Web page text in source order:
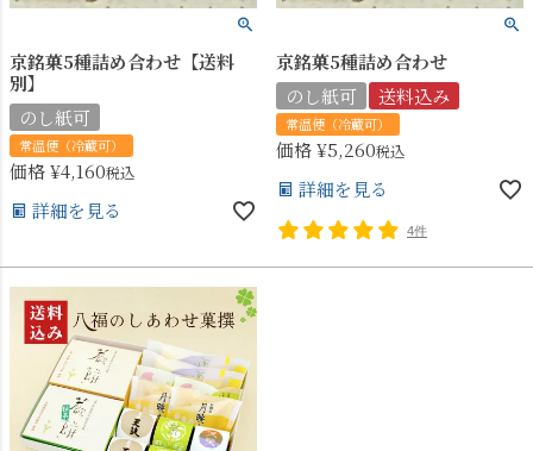
京銘菓5種詰め合わせ【送料
別】
のし紙可
常温便（冷蔵可）
価格¥4,160税込
詳細を見る
京銘菓5種詰め合わせ
のし紙可
送料込み
常温便（冷蔵可）
価格¥5,260税込
詳細を見る
4件